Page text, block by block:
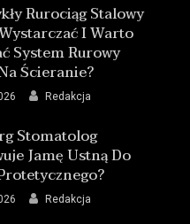
Rurociąg Stalowy
I Warto
System Rurowy
Ścieranie?
Redakcja
Stomatolog
Jamę Ustną Do
Redakcja